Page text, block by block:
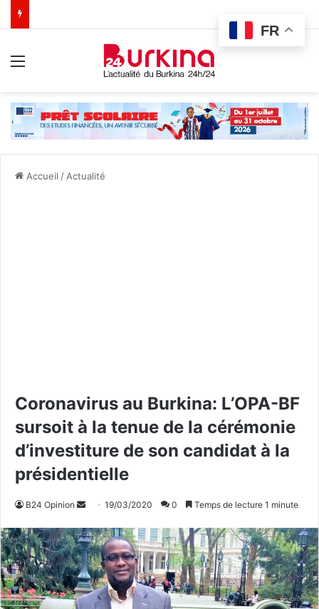
Accueil / Actualité
Coronavirus au Burkina: L’OPA-BF
sursoit à la tenue de la cérémonie
d’investiture de son candidat à la
présidentielle
B24 Opinion
v
o
y
e
19/03/2020 0 Temps de lecture 1 minute
FR